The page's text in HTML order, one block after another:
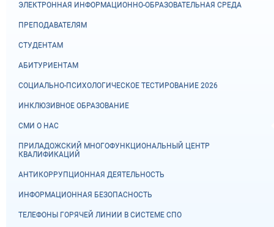
ЭЛЕКТРОННАЯ ИНФОРМАЦИОННО-ОБРАЗОВАТЕЛЬНАЯ СРЕДА
ПРЕПОДАВАТЕЛЯМ
СТУДЕНТАМ
АБИТУРИЕНТАМ
СОЦИАЛЬНО-ПСИХОЛОГИЧЕСКОЕ ТЕСТИРОВАНИЕ 2026
ИНКЛЮЗИВНОЕ ОБРАЗОВАНИЕ
СМИ О НАС
ПРИЛАДОЖСКИЙ МНОГОФУНКЦИОНАЛЬНЫЙ ЦЕНТР
КВАЛИФИКАЦИЙ
АНТИКОРРУПЦИОННАЯ ДЕЯТЕЛЬНОСТЬ
ИНФОРМАЦИОННАЯ БЕЗОПАСНОСТЬ
ТЕЛЕФОНЫ ГОРЯЧЕЙ ЛИНИИ В СИСТЕМЕ СПО